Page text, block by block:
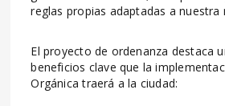
reglas propias adaptadas a nuestra
El proyecto de ordenanza destaca
beneficios clave que la
Orgánica traerá a la ciudad: